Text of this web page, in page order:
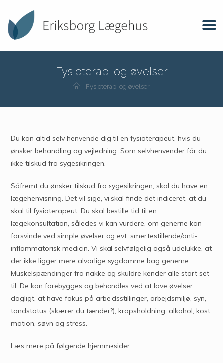
Fysioterapi og øvelser
Fysioterapi og øvelser
Du kan altid selv henvende dig til en fysioterapeut, hvis du
ønsker behandling og vejledning. Som selvhenvender får du
ikke tilskud fra sygesikringen.
Såfremt du ønsker tilskud fra sygesikringen, skal du have en
lægehenvisning. Det vil sige, vi skal finde det indiceret, at du
skal til fysioterapeut. Du skal bestille tid til en
lægekonsultation, således vi kan vurdere, om generne kan
forsvinde ved simple øvelser og evt. smertestillende/anti-
inflammatorisk medicin. Vi skal selvfølgelig også udelukke, at
der ikke ligger mere alvorlige sygdomme bag generne.
Muskelspændinger fra nakke og skuldre kender alle stort set
til. De kan forebygges og behandles ved at lave øvelser
dagligt, at have fokus på arbejdsstillinger, arbejdsmiljø, syn,
tandstatus (skærer du tænder?), kropsholdning, alkohol, kost,
motion, søvn og stress.
Læs mere på følgende hjemmesider: